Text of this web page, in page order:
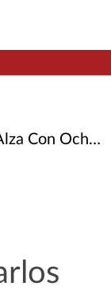
de Policías y Bomberos